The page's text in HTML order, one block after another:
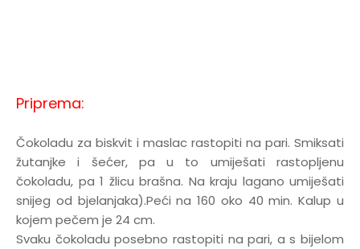
Priprema:
Čokoladu za biskvit i maslac rastopiti na pari. Smiksati
žutanjke i šećer, pa u to umiješati rastopljenu
čokoladu, pa 1 žlicu brašna. Na kraju lagano umiješati
snijeg od bjelanjaka).Peći na 160 oko 40 min. Kalup u
kojem pečem je 24 cm.
Svaku čokoladu posebno rastopiti na pari, a s bijelom